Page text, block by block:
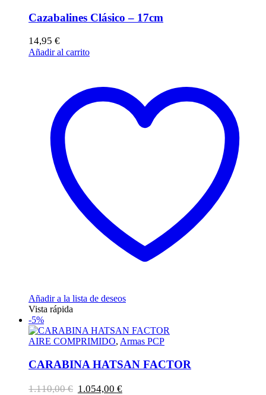
Cazabalines Clásico – 17cm
14,95 €
Añadir al carrito
Añadir a la lista de deseos
Vista rápida
-5%
AIRE COMPRIMIDO, Armas PCP
CARABINA HATSAN FACTOR
1.110,00€ El
1.054,00 €El